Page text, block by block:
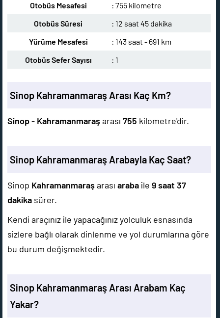
Otobüs Mesafesi
: 755 kilometre
Otobüs Süresi
: 12 saat 45 dakika
Yürüme Mesafesi
: 143 saat - 691 km
Otobüs Sefer Sayısı
: 1
Sinop Kahramanmaraş Arası Kaç Km?
Sinop- Kahramanmaraşarası 755 kilometre'dir.
Sinop Kahramanmaraş Arabayla Kaç Saat?
Sinop Kahramanmaraşarası araba ile 9 saat 37
dakika sürer.
Kendi araçınız ile yapacağınız yolculuk esnasında
sizlere bağlı olarak dinlenme ve yol durumlarına göre
bu durum değişmektedir.
Sinop Kahramanmaraş Arası Arabam Kaç
Yakar?